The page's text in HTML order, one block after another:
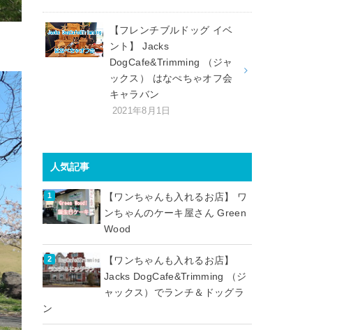
【フレンチブルドッグ イベ
ント】 Jacks
DogCafe&Trimming （ジャ
ックス） はなぺちゃオフ会
キャラバン
2021年8月1日
人気記事
【ワンちゃんも入れるお店】 ワ
ンちゃんのケーキ屋さん Green
Wood
【ワンちゃんも入れるお店】
Jacks DogCafe&Trimming （ジ
ャックス）でランチ＆ドッグラ
ン